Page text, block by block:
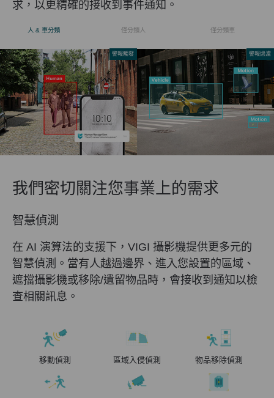
求，以更精確的接收到事件通知。
人 & 車分類 僅分類人 僅分類車
警報觸發 警報過濾
我們密切關注您事業上的需求
智慧偵測
在 AI 演算法的支援下，VIGI 攝影機提供更多元的
智慧偵測。當有人越過邊界、進入您設置的區域、
遮擋攝影機或移除/遺留物品時，會接收到通知以檢
查相關訊息。
移動偵測 區域入侵偵測 物品移除偵測